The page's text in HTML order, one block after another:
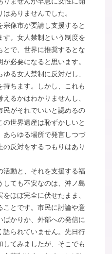
ありませんでした。
像市が要請し支援すると
す。女人禁制という制度を
とで、世界に推奨するとな
必要になると思います。
る女人禁制に反対だし、
ちます。しかし、これも
るかはわかりませんし、
民がそれでいいと認めるの
世界遺産は恥ずかしいと
あらゆる場所で発言しつづ
反対をするつもりはあり
動と、それを支援する福
しても不安なのは、沖ノ島
ほぼ完全に伏せたまま、
ことです。市民に討論や意
ばかりか、外部への発信に
語られていません。先日行
してみましたが、そこでも